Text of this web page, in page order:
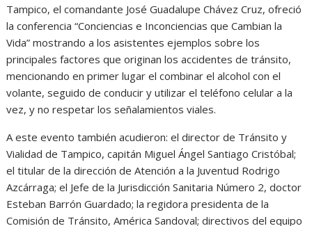
Tampico, el comandante José Guadalupe Chávez Cruz, ofreció
la conferencia “Conciencias e Inconciencias que Cambian la
Vida” mostrando a los asistentes ejemplos sobre los
principales factores que originan los accidentes de tránsito,
mencionando en primer lugar el combinar el alcohol con el
volante, seguido de conducir y utilizar el teléfono celular a la
vez, y no respetar los señalamientos viales.
A este evento también acudieron: el director de Tránsito y
Vialidad de Tampico, capitán Miguel Ángel Santiago Cristóbal;
el titular de la dirección de Atención a la Juventud Rodrigo
Azcárraga; el Jefe de la Jurisdicción Sanitaria Número 2, doctor
Esteban Barrón Guardado; la regidora presidenta de la
Comisión de Tránsito, América Sandoval; directivos del equipo